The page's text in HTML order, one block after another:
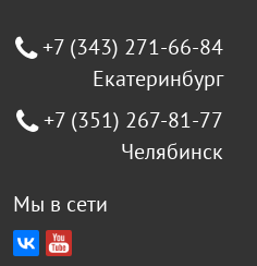
+7 (343) 271-66-84
Екатеринбург
+7 (351) 267-81-77
Челябинск
Мы в сети